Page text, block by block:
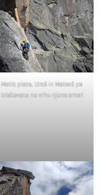
Matic pleza, Uroš in Matevž pa
izležavata na vrhu njune smeri